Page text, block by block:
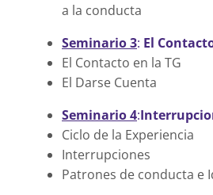
a la conducta
Seminario 3: El
El Contacto en la TG
El Darse Cuenta
Seminario 4:
Ciclo de la Experiencia
Interrupciones
Patrones de conducta e